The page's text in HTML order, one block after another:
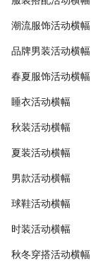
潮流服饰活动横幅
品牌男装活动横幅
春夏服饰活动横幅
睡衣活动横幅
秋装活动横幅
夏装活动横幅
男款活动横幅
球鞋活动横幅
时装活动横幅
秋冬穿搭活动横幅